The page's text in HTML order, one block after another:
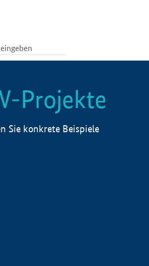
Projekte
Sie konkrete Beispiele